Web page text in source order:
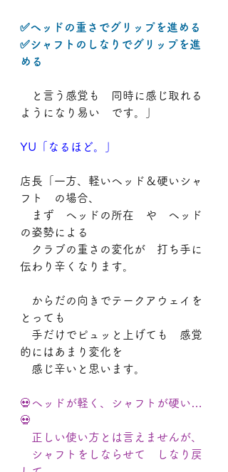
✅ヘッドの重さでグリップを進める
✅シャフトのしなりでグリップを進
める
と言う感覚も　同時に感じ取れる
ようになり易い　です。」
YU「なるほど。」
店長「一方、軽いヘッド＆硬いシャ
フト　の場合、
まず　ヘッドの所在　や　ヘッド
の姿勢による
クラブの重さの変化が　打ち手に
伝わり辛くなります。
からだの向きでテークアウェイを
とっても
手だけでピュッと上げても　感覚
的にはあまり変化を
感じ辛いと思います。
💀ヘッドが軽く、シャフトが硬い…
💀
正しい使い方とは言えませんが、
シャフトをしならせて　しなり戻